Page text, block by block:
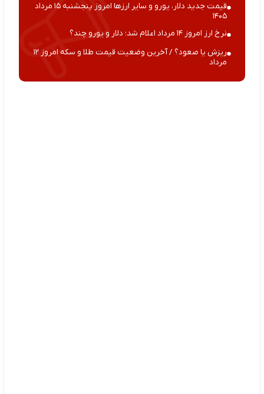
قیمت جدید دلار، یورو و سایر ارزها امروز پنجشنبه ۱۵ مرداد
۱۴۰۵
نرخ ارز امروز ۱۴ مرداد اعلام شد؛ دلار و یورو چند؟
ریزش یا صعود؟ / آخرین وضعیت قیمت طلا و سکه امروز ۱۲
مرداد